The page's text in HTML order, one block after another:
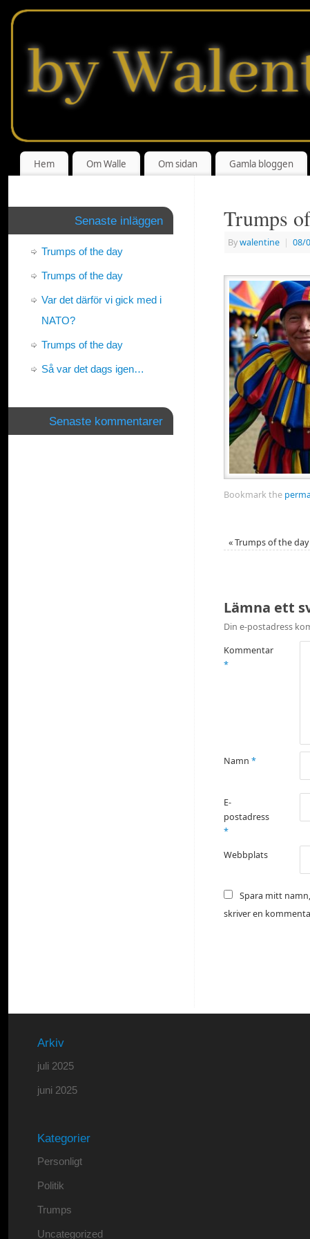
Hem Om Walle Om sidan Gamla bloggen
Trumps
Bywalentine | 08/
Bookmark the
«Trumps of the day
Lämna ett
Din e-postadress
Kommentar
*
Namn *
E-
postadress
*
Webbplats
Spara mitt
skriver en
Senaste inläggen
Trumps of the day
Trumps of the day
Var det därför vi gick med i
NATO?
Trumps of the day
Så var det dags igen…
Senaste kommentarer
Arkiv
juli 2025
juni 2025
Kategorier
Personligt
Politik
Trumps
Uncategorized